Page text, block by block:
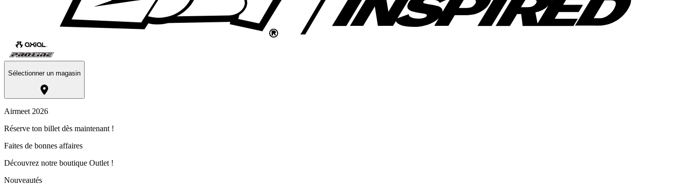
Sélectionner un magasin
Airmeet 2026
Réserve ton billet dès maintenant !
Faites de bonnes affaires
Découvrez notre boutique Outlet !
Nouveautés